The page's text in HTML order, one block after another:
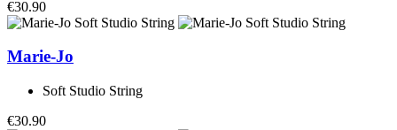
€30.90
Marie-Jo
Soft Studio String
€30.90